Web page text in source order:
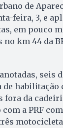
de
feira, 3, e
em pouco
no km 44 da
seis
habilitação
da
a PRF